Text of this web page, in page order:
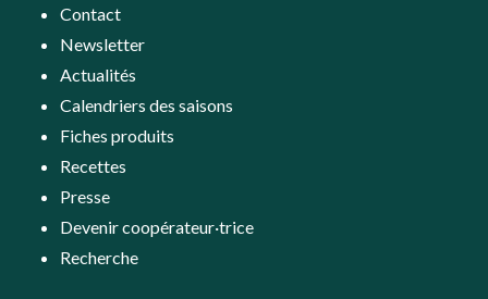
Contact
Newsletter
Actualités
Calendriers des saisons
Fiches produits
Recettes
Presse
Devenir coopérateur·trice
Recherche